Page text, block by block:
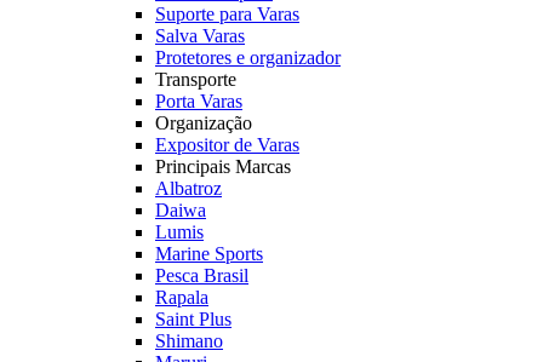
Suporte para Varas
Salva Varas
Protetores e organizador
Transporte
Porta Varas
Organização
Expositor de Varas
Principais Marcas
Albatroz
Daiwa
Lumis
Marine Sports
Pesca Brasil
Rapala
Saint Plus
Shimano